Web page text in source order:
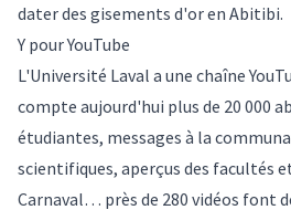
dater des gisements d'or en Abitibi.
Y pour YouTube
L'Université Laval a une chaîne
compte aujourd'hui plus de 20 000
étudiantes, messages à la
scientifiques, aperçus des facultés
Carnaval… près de 280 vidéos font